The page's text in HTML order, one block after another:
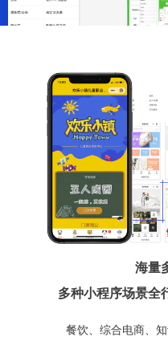
海量
多种小程序场景全
餐饮、综合电商、